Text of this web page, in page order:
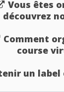
Vous êtes
découvrez
Comment
course
un label